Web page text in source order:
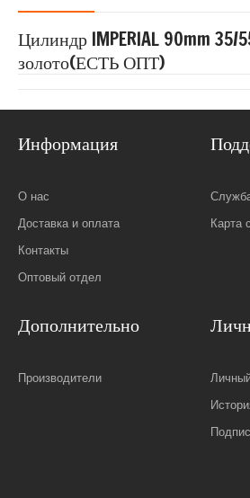
Цилиндр IMPERIAL 90mm 35/
золото(ЕСТЬ ОПТ)
Информация
О нас
Доставка и оплата
Контакты
Оптовый отдел
Карта
Дополнительно
Производители